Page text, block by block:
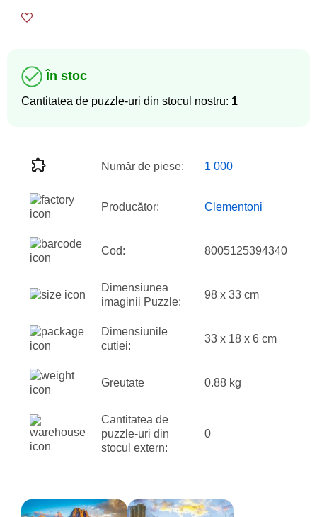
În stoc
Cantitatea de puzzle-uri din stocul nostru: 1
Număr de piese: 1 000
Producător: Clementoni
Cod: 8005125394340
Dimensiunea
imaginii Puzzle:
98 x 33 cm
Dimensiunile
cutiei:
33 x 18 x 6 cm
Greutate 0.88 kg
Cantitatea de
puzzle-uri din
stocul extern:
0